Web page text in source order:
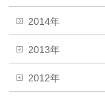
2014年
2013年
2012年